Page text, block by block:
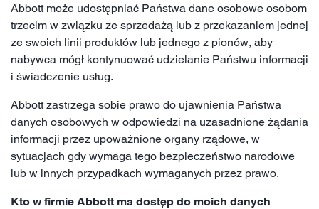
Abbott może udostępniać Państwa dane osobowe osobom
trzecim w związku ze sprzedażą lub z przekazaniem jednej
ze swoich linii produktów lub jednego z pionów, aby
nabywca mógł kontynuować udzielanie Państwu informacji
i świadczenie usług.
Abbott zastrzega sobie prawo do ujawnienia Państwa
danych osobowych w odpowiedzi na uzasadnione żądania
informacji przez upoważnione organy rządowe, w
sytuacjach gdy wymaga tego bezpieczeństwo narodowe
lub w innych przypadkach wymaganych przez prawo.
Kto w firmie Abbott ma dostęp do moich danych